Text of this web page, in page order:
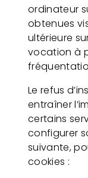
ordinateur
obtenues
ultérieure
vocation à
Le refus
entraîner
certains
configurer
suivante,
cookies :